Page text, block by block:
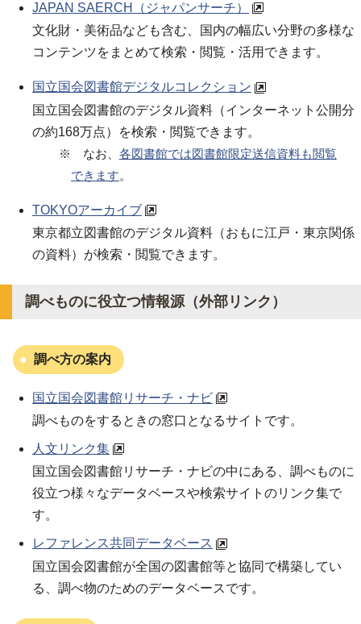
JAPAN SAERCH（ジャパンサーチ）
文化財・美術品なども含む、国内の幅広い分野の多様な
コンテンツをまとめて検索・閲覧・活用できます。
国立国会図書館デジタルコレクション
国立国会図書館のデジタル資料（インターネット公開分
の約168万点）を検索・閲覧できます。
※ なお、 各図書館では図書館限定送信資料も閲覧
できます。
TOKYOアーカイブ
東京都立図書館のデジタル資料（おもに江戸・東京関係
の資料）が検索・閲覧できます。
調べものに役立つ情報源（外部リンク）
調べ方の案内
国立国会図書館リサーチ・ナビ
調べものをするときの窓口となるサイトです。
人文リンク集
国立国会図書館リサーチ・ナビの中にある、調べものに
役立つ様々なデータベースや検索サイトのリンク集で
す。
レファレンス共同データベース
国立国会図書館が全国の図書館等と協同で構築してい
る、調べ物のためのデータベースです。